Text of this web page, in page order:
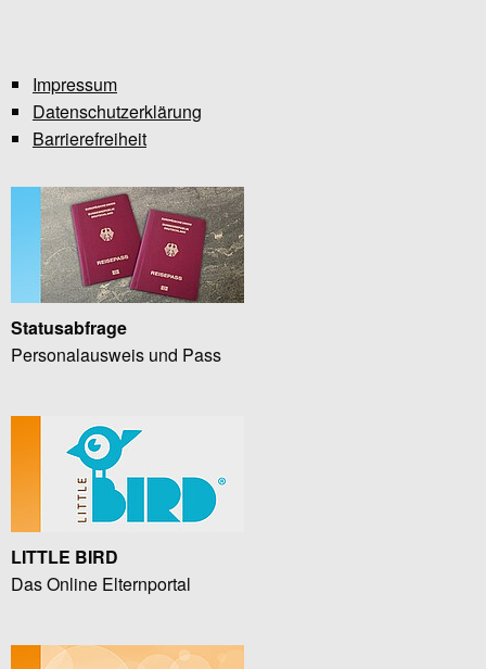
Impressum
Datenschutzerklärung
Barrierefreiheit
Statusabfrage
Personalausweis und Pass
LITTLE BIRD
Das Online Elternportal